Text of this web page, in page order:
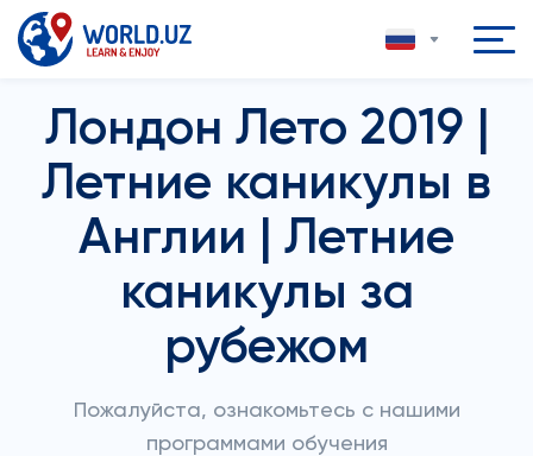
Лондон Лето 2019 |
Летние каникулы в
Англии | Летние
каникулы за
рубежом
Пожалуйста, ознакомьтесь с нашими
программами обучения